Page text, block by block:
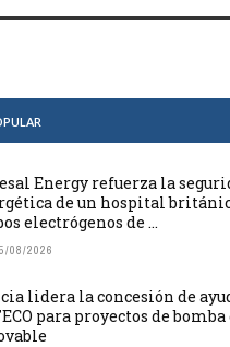
Energy refuerza la
de un hospital
electrógenos de ...
08/2026
lidera la concesión de
para proyectos de